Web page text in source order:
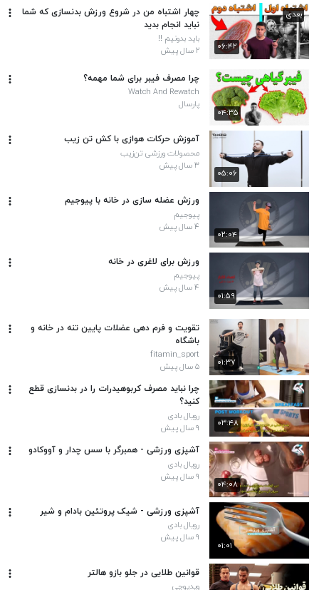
۰۶:۴۲
بعدی
چهار اشتباه من در شروع ورزش بدنسازی که شما
نباید انجام بدید
باید بدونیم !!
۲ سال پیش
۰۴:۳۵
چرا مصرف فیبر برای شما مهمه؟
Watch And Rewatch
پارسال
۰۵:۰۶
آموزش حرکات هوازی با کش تن زیب
محصولات ورزشی تن‌زیب
۳ سال پیش
۰۲:۰۴
ورزش عضله سازی در خانه با پیوجیم
پیوجیم
۴ سال پیش
۰۱:۵۹
ورزش برای لاغری در خانه
پیوجیم
۴ سال پیش
۰۱:۳۷
تقویت و فرم دهی عضلات پایین تنه در خانه و
باشگاه
fitamin_sport
۵ سال پیش
۰۳:۴۸
چرا نباید مصرف کربوهیدرات را در بدنسازی قطع
کنید؟
رویال بادی
۹ سال پیش
۰۴:۰۸
آشپزی ورزشی - همبرگر با سس چدار و آووکادو
رویال بادی
۹ سال پیش
۰۱:۰۱
آشپزی ورزشی - شیک پروتئین بادام و شیر
رویال بادی
۹ سال پیش
قوانین طلایی در جلو بازو هالتر
ویدیوچی